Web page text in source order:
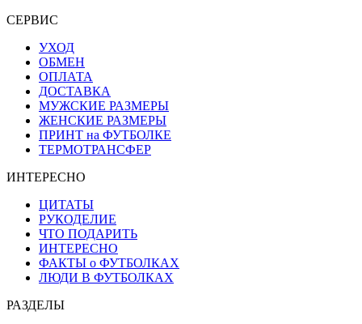
СЕРВИС
УХОД
ОБМЕН
ОПЛАТА
ДОСТАВКА
МУЖСКИЕ РАЗМЕРЫ
ЖЕНСКИЕ РАЗМЕРЫ
ПРИНТ на ФУТБОЛКЕ
ТЕРМОТРАНСФЕР
ИНТЕРЕСНО
ЦИТАТЫ
РУКОДЕЛИЕ
ЧТО ПОДАРИТЬ
ИНТЕРЕСНО
ФАКТЫ о ФУТБОЛКАХ
ЛЮДИ В ФУТБОЛКАХ
РАЗДЕЛЫ